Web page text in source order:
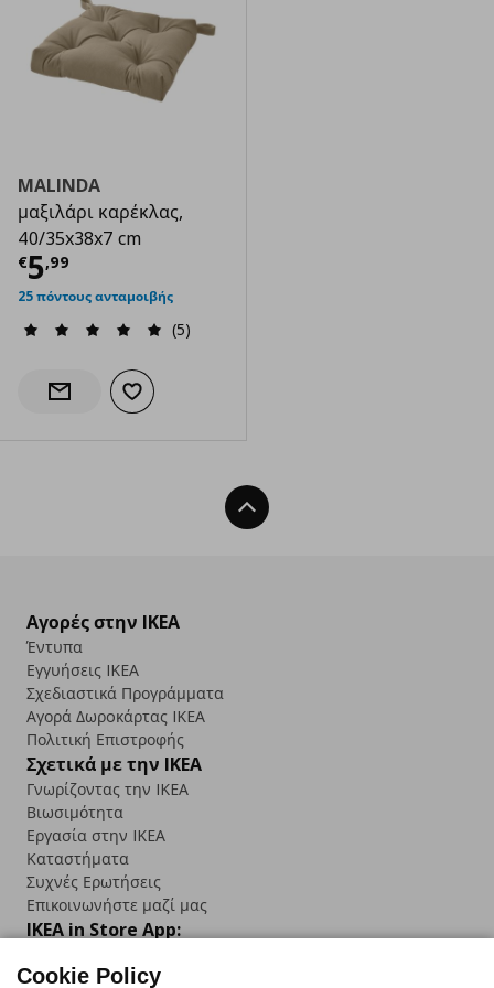
MALINDA
μαξιλάρι καρέκλας,
40/35x38x7 cm
€5,99
Τρέχουσα τιμή
25 πόντους ανταμοιβής
(5)
Ενημέρωση διαθεσιμότητας
Προσθήκη στα αγαπημένα
Back To Top
Αγορές στην IKEA
Έντυπα
Εγγυήσεις IKEA
Σχεδιαστικά Προγράμματα
Αγορά Δωρoκάρτας IKEA
Πολιτική Επιστροφής
Σχετικά με την IKEA
Γνωρίζοντας την IKEA
Βιωσιμότητα
Εργασία στην IKEA
Καταστήματα
Συχνές Ερωτήσεις
Επικοινωνήστε μαζί μας
IKEA in Store App:
Cookie Policy